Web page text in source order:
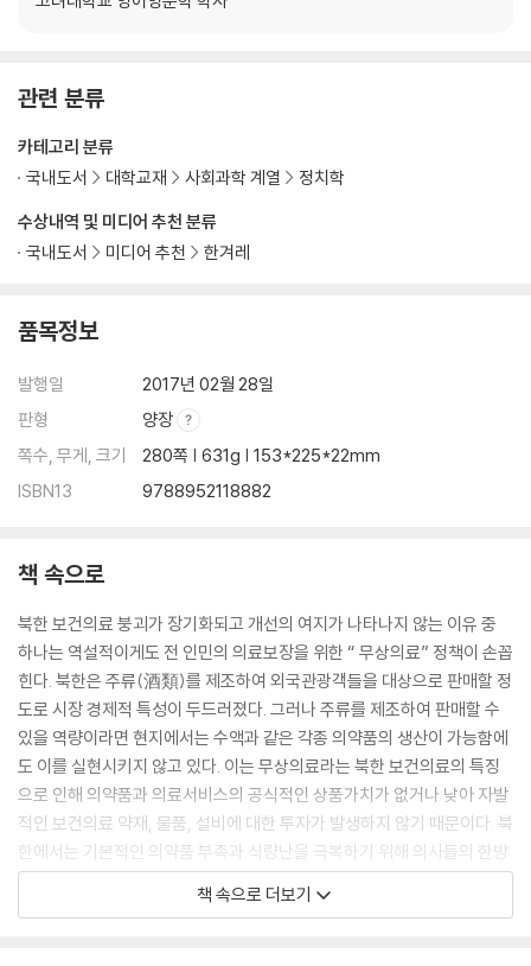
1. 대북 보건의료 개발지원
1. 남북협력기금을 통한 대북지원
제4절 요약과 결론
더 알아보기 4 북한을 가장 많이 지원하는 나라는 어디일까?
제1절 통일을 준비하는 대북 보건의료 지원
2. 대북 보건의료 지원의 향후 역할
제2절 지속가능한 남북 보건의료 교류협력 증진 방안
1. 남북 보건의료 R&D의 필요
2. 남북 보건의료 R&D의 기획
3. 기대효과
2. 탈북의사 자격 인정 방안
3. 탈북의사 재교육 방안
4. 기대효과
참고문헌
부록1. 남북 보건의료의 교류협력 증진에 관한 법률안
부록2. 남북 관계 보건의료 분야 주요 일지(1993~2016년)
찾아보기
Abstract
관련 분류
수상내역 및 미디어 추천 분류
국내도서
미디어 추천 한겨레
카테고리 분류
국내도서
대학교재 사회과학 계열 정치학
품목정보
발행일
2017년 02월 28일
판형
양장
쪽수, 무게, 크기
280쪽 | 631g | 153*225*22mm
ISBN13
9788952118882
책 속으로
북한 보건의료 붕괴가 장기화되고 개선의 여지가 나타나지 않는 이유 중
하나는 역설적이게도 전 인민의 의료보장을 위한 “ 무상의료” 정책이 손꼽
힌다. 북한은 주류(酒類)를 제조하여 외국관광객들을 대상으로 판매할 정
도로 시장 경제적 특성이 두드러졌다. 그러나 주류를 제조하여 판매할 수
있을 역량이라면 현지에서는 수액과 같은 각종 의약품의 생산이 가능함에
도 이를 실현시키지 않고 있다. 이는 무상의료라는 북한 보건의료의 특징
으로 인해 의약품과 의료서비스의 공식적인 상품가치가 없거나 낮아 자발
적인 보건의료 약재, 물품, 설비에 대한 투자가 발생하지 않기 때문이다. 북
한에서는 기본적인 의약품 부족과 식량난을 극복하기 위해 의사들의 한방
약재 재배와 채취 작업까지도 이어지고 있다고는 하지만 근본적인 대책마
련 없이는 북한 보건의료의 개선이 어려운 실정이다.(2쪽)
책 속으로 더보기